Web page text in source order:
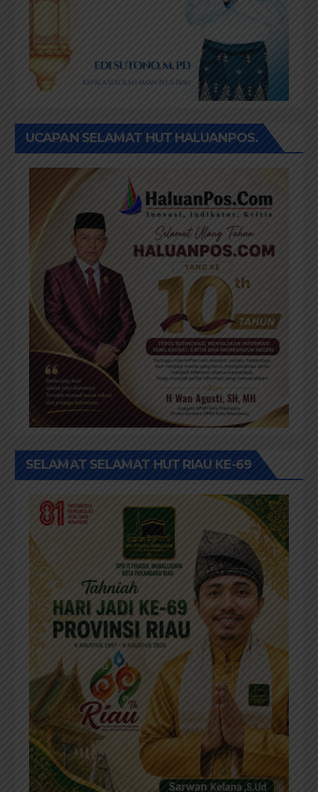
UCAPAN SELAMAT HUT HALUANPOS.
SELAMAT SELAMAT HUT RIAU KE-69